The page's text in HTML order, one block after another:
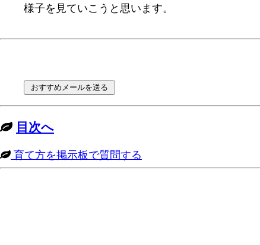
様子を見ていこうと思います。
目次へ
育て方を掲示板で質問する